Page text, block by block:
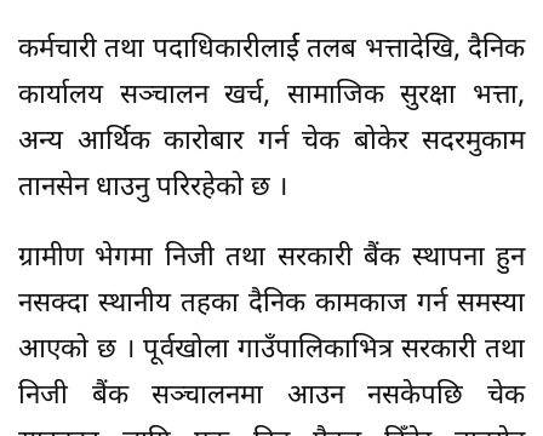
कर्मचारी तथा पदाधिकारीलार्ई तलब भत्तादेखि, दैनिक
कार्यालय सञ्चालन खर्च, सामाजिक सुरक्षा भत्ता,
अन्य आर्थिक कारोबार गर्न चेक बोकेर सदरमुकाम
तानसेन धाउनु परिरहेको छ ।
ग्रामीण भेगमा निजी तथा सरकारी बैंक स्थापना हुन
नसक्दा स्थानीय तहका दैनिक कामकाज गर्न समस्या
आएको छ । पूर्वखोला गाउँपालिकाभित्र सरकारी तथा
निजी बैंक सञ्चालनमा आउन नसकेपछि चेक